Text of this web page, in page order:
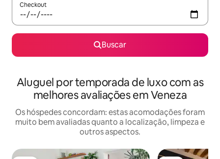
Checkout
Buscar
Aluguel por temporada de luxo com as
melhores avaliações em Veneza
Os hóspedes concordam: estas acomodações foram
muito bem avaliadas quanto a localização, limpeza e
outros aspectos.